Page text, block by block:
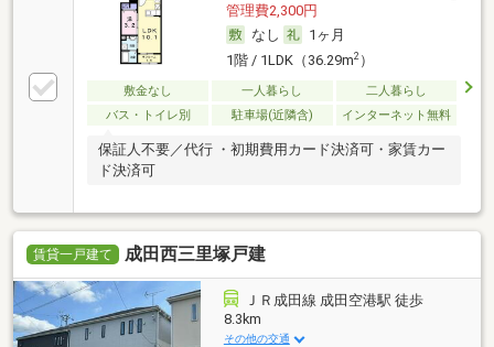
管理費2,300円
なし
1ヶ月
1階 / 1LDK（36.29m2）
敷金なし 一人暮らし
二人暮らし
バス・トイレ別
駐車場(近隣含) インターネット無料
保証人不要／代行 ・初期費用カード決済可・家賃カー
ド決済可
賃貸一戸建て 成田西三里塚戸建
ＪＲ成田線 成田空港駅 徒歩
8.3km
その他の交通